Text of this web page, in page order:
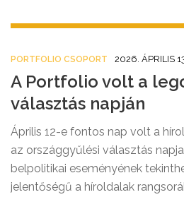
PORTFOLIO CSOPORT 2026. ÁPRILIS
A Portfolio volt a
választás napján
Április 12-e fontos nap volt a
az országgyűlési választás
belpolitikai eseményének
jelentőségű a híroldalak